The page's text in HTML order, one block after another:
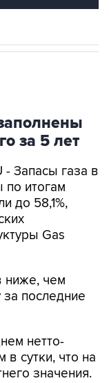
за 5 лет
- Запасы газа в
итогам
до 58,1%,
Gas
ниже, чем
за последние
нетто-
в сутки, что на
значения.